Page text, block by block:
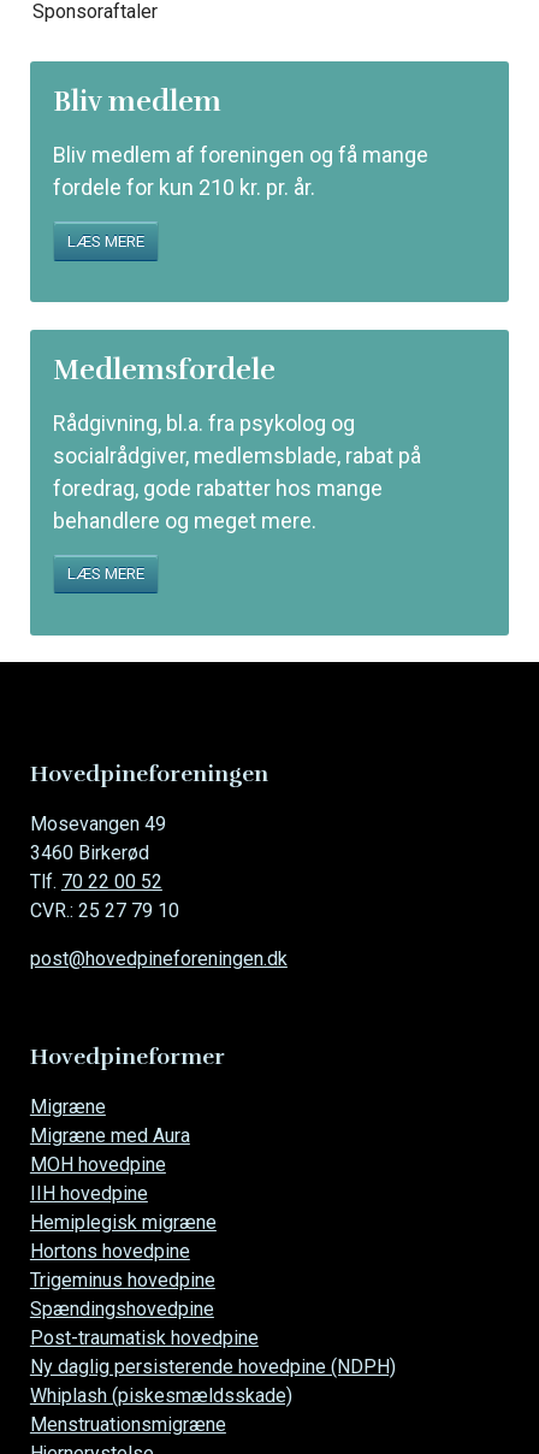
Sponsoraftaler
Bliv medlem
Bliv medlem af foreningen og få mange
fordele for kun 210 kr. pr. år.
LÆS MERE
Medlemsfordele
Rådgivning, bl.a. fra psykolog og
socialrådgiver, medlemsblade, rabat på
foredrag, gode rabatter hos mange
behandlere og meget mere.
LÆS MERE
Hovedpineforeningen
Mosevangen 49
3460 Birkerød
Tlf. 70 22 00 52
CVR.: 25 27 79 10
post@hovedpineforeningen.dk
Hovedpineformer
navigationen
Migræne
Migræne med Aura
MOH hovedpine
IIH hovedpine
Hemiplegisk migræne
Hortons hovedpine
Trigeminus hovedpine
Spændingshovedpine
Post-traumatisk hovedpine
Ny daglig persisterende hovedpine (NDPH)
Whiplash (piskesmældsskade)
Menstruationsmigræne